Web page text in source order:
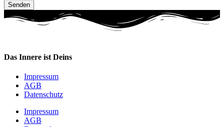
Senden
Das Innere ist Deins
Impressum
AGB
Datenschutz
Impressum
AGB